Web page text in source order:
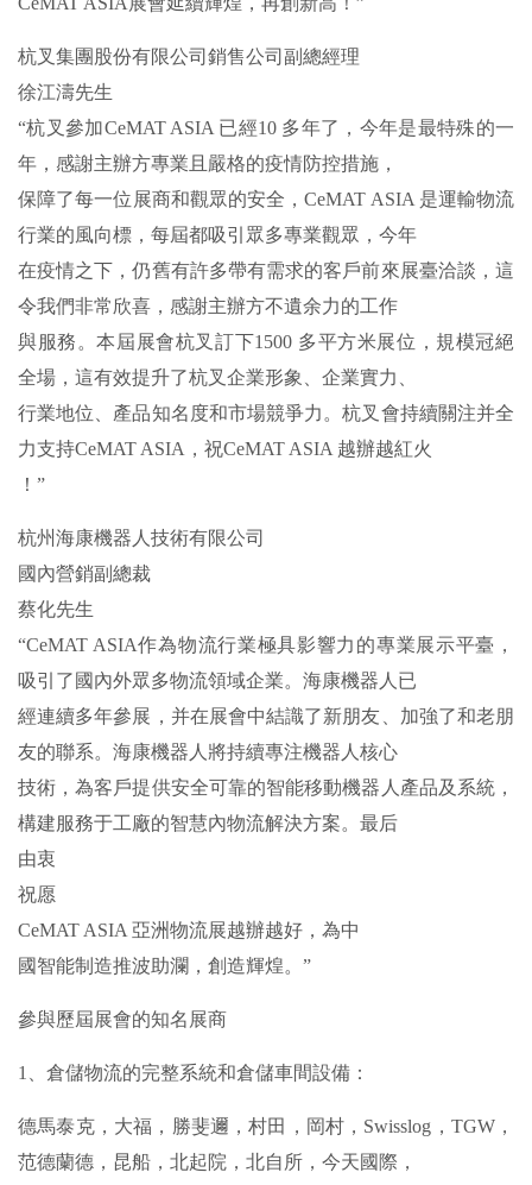
杭叉集團股份有限公司銷售公司副總經理
徐江濤先生
“杭叉參加CeMAT ASIA 已經10 多年了，今年是最特殊的一
年，感謝主辦方專業且嚴格的疫情防控措施，
保障了每一位展商和觀眾的安全，CeMAT ASIA 是運輸物流
行業的風向標，每屆都吸引眾多專業觀眾，今年
在疫情之下，仍舊有許多帶有需求的客戶前來展臺洽談，這
令我們非常欣喜，感謝主辦方不遺余力的工作
與服務。本屆展會杭叉訂下1500 多平方米展位，規模冠絕
全場，這有效提升了杭叉企業形象、企業實力、
行業地位、產品知名度和市場競爭力。杭叉會持續關注并全
力支持CeMAT ASIA，祝CeMAT ASIA 越辦越紅火
！”
杭州海康機器人技術有限公司
國內營銷副總裁
蔡化先生
“CeMAT ASIA作為物流行業極具影響力的專業展示平臺，
吸引了國內外眾多物流領域企業。海康機器人已
經連續多年參展，并在展會中結識了新朋友、加強了和老朋
友的聯系。海康機器人將持續專注機器人核心
技術，為客戶提供安全可靠的智能移動機器人產品及系統，
構建服務于工廠的智慧內物流解決方案。最后
由衷
祝愿
CeMAT ASIA 亞洲物流展越辦越好，為中
國智能制造推波助瀾，創造輝煌。”
參與歷屆展會的知名展商
1、倉儲物流的完整系統和倉儲車間設備：
德馬泰克，大福，勝斐邇，村田，岡村，Swisslog，TGW，
范德蘭德，昆船，北起院，北自所，今天國際，